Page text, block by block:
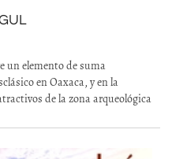
un elemento de suma
en Oaxaca, y en la
de la zona arqueológica